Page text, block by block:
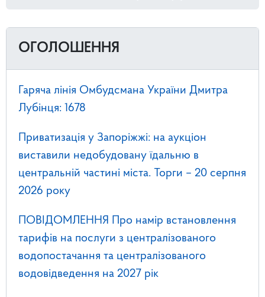
ОГОЛОШЕННЯ
Гаряча лінія Омбудсмана України Дмитра
Лубінця: 1678
Приватизація у Запоріжжі: на аукціон
виставили недобудовану їдальню в
центральній частині міста. Торги – 20 серпня
2026 року
ПОВІДОМЛЕННЯ Про намір встановлення
тарифів на послуги з централізованого
водопостачання та централізованого
водовідведення на 2027 рік